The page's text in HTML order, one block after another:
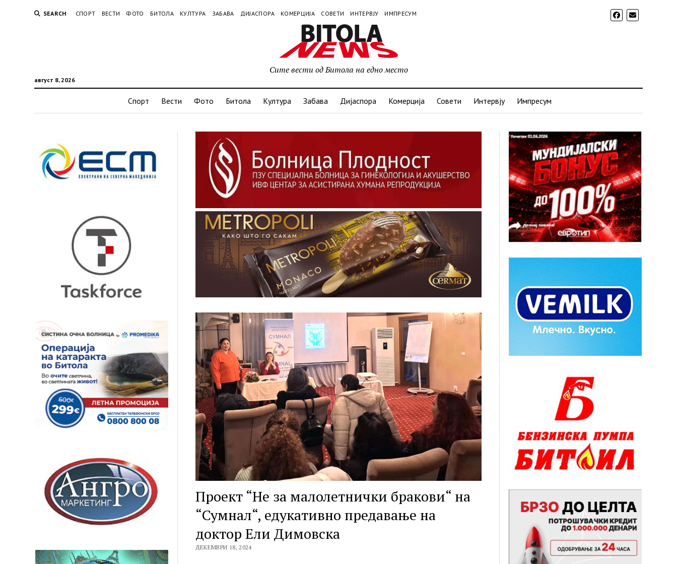
SEARCH СПОРТ ВЕСТИ ФОТО БИТОЛА КУЛТУРА ЗАБАВА ДИЈАСПОРА КОМЕРЦИЈА СОВЕТИ ИНТЕРВЈУ ИМПРЕСУМ
август 8, 2026
Сите вести од Битола на едно место
Спорт Вести Фото Битола Култура Забава Дијаспора Комерција Совети Интервју Импресум
Проект “Не за малолетнички бракови“ на
“Сумнал“, едукативно предавање на
доктор Ели Димовска
ДЕКЕМВРИ 18, 2024